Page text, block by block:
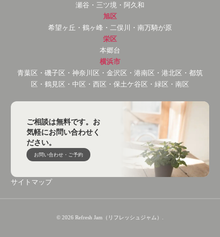
瀬谷・三ツ境・阿久和
旭区
希望ヶ丘・鶴ヶ峰・二俣川・南万騎が原
栄区
本郷台
横浜市
青葉区・磯子区・神奈川区・金沢区・港南区・港北区・都筑
区・鶴見区・中区・西区・保土ケ谷区・緑区・南区
ご相談は無料です。お
気軽にお問い合わせく
ださい。
お問い合わせ・ご予約
サイトマップ
© 2026 Refresh Jam（リフレッシュジャム）.